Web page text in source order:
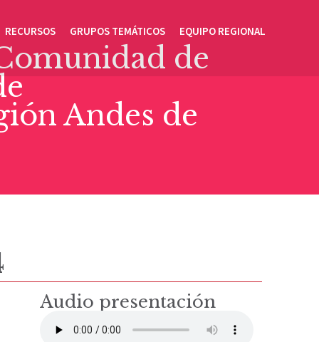
RECURSOS GRUPOS TEMÁTICOS EQUIPO REGIONAL
de
Andes de
Audio presentación